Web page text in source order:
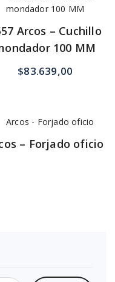
Arcos – Cuchillo
100 MM
$83.639,00
– Forjado oficio